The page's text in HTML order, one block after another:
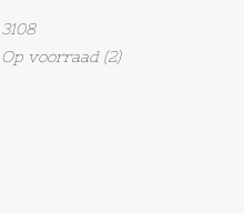
3108
Op voorraad(2)